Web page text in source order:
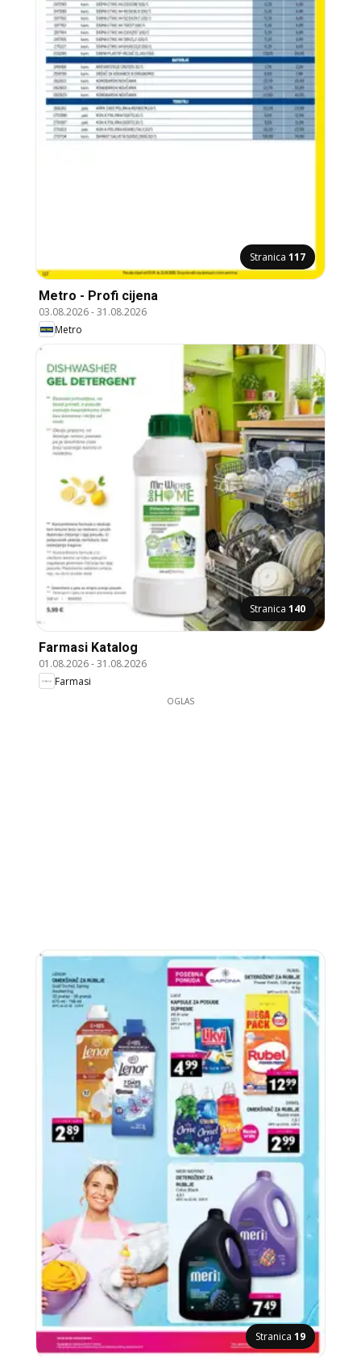
Stranica 117
Metro - Profi cijena
03.08.2026-31.08.2026
Metro
Stranica 140
Farmasi Katalog
01.08.2026-31.08.2026
Farmasi
OGLAS
Stranica 19